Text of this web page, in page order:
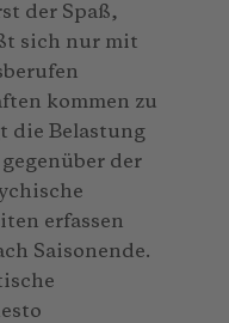
der Spaß,
sich nur mit
kommen zu
die Belastung
der
erfassen
Saisonende.